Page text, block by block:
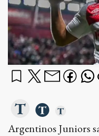
Argentinos Juniors